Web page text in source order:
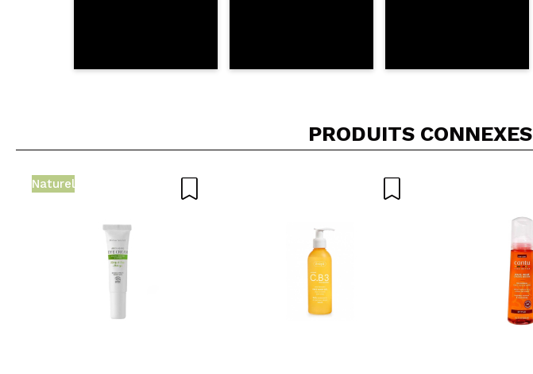
PRODUITS CONNEXES
Naturel